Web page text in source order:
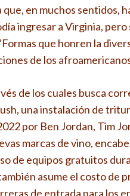
en muchos sentidos,
ingresar a Virginia,
que honren la
de los
de los cuales busca
una instalación de
por Ben Jordan, Tim
marcas de vino,
de equipos gratuitos
asume el costo de
de entrada para los